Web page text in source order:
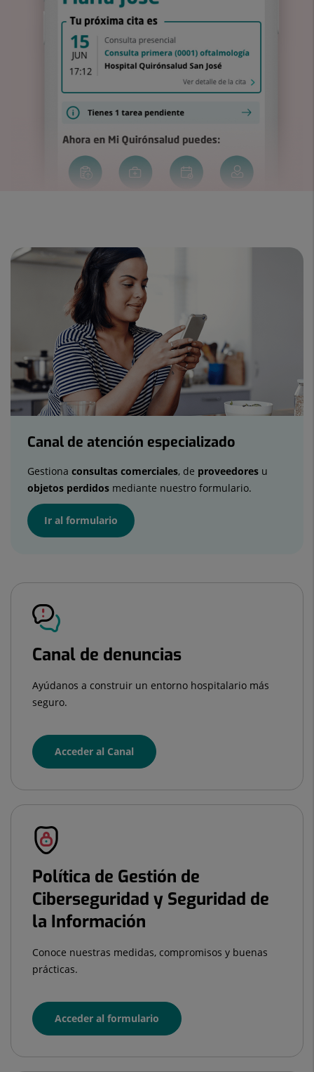
Canal
atención
especializado
Canal de atención especializado
Gestiona consultas comerciales, de proveedores u
objetos perdidos mediante nuestro formulario.
Ir al formulario
Canal de denuncias
Ayúdanos a construir un entorno hospitalario más
seguro.
Acceder al Canal
Política de Gestión de
Ciberseguridad y Seguridad de
la Información
Conoce nuestras medidas, compromisos y buenas
prácticas.
Acceder al formulario